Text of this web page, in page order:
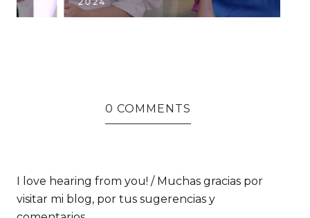
0 COMMENTS
I love hearing from you! / Muchas gracias por
visitar mi blog, por tus sugerencias y